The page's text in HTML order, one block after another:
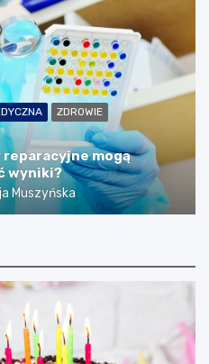
ZDROWIE
mogą
wyniki?
Muszyńska